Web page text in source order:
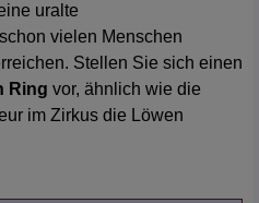
uralte
vielen Menschen
Stellen Sie sich einen
Ring vor, ähnlich wie die
im Zirkus die Löwen